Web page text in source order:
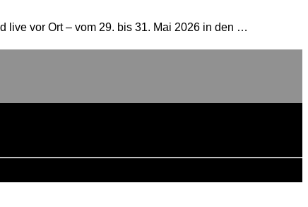
live vor Ort – vom 29. bis 31. Mai 2026 in den …